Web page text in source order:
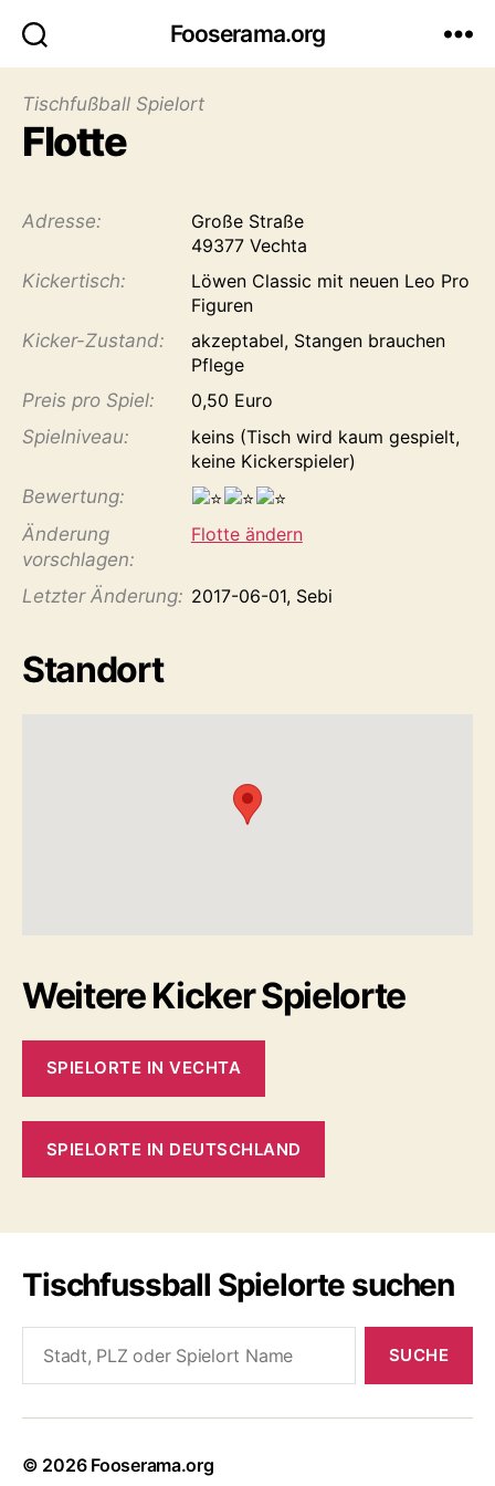
Fooserama.org
Tischfußball Spielort
Flotte
Adresse:
Große Straße
49377 Vechta
Kicker­tisch:
Löwen Classic mit neuen Leo Pro
Figuren
Kicker-Zustand:
akzeptabel, Stangen brauchen
Pflege
Preis pro Spiel:
0,50 Euro
Spiel­niveau:
keins (Tisch wird kaum gespielt,
keine Kickerspieler)
Bewertung:
Änderung
vorschlagen:
Flotte ändern
Letzter Änderung: 2017-06-01, Sebi
Standort
Weitere Kicker Spielorte
SPIELORTE IN VECHTA
SPIELORTE IN DEUTSCHLAND
Tischfussball Spielorte suchen
© 2026 Fooserama.org